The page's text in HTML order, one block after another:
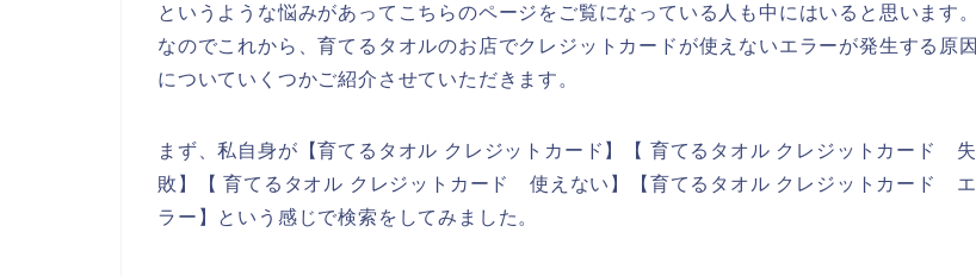
というような悩みがあってこちらのページをご覧になっている人も中にはいると思います。
なのでこれから、育てるタオルのお店でクレジットカードが使えないエラーが発生する原因
についていくつかご紹介させていただきます。
まず、私自身が【育てるタオル クレジットカード】【 育てるタオル クレジットカード 失
敗】【 育てるタオル クレジットカード 使えない】【育てるタオル クレジットカード エ
ラー】という感じで検索をしてみました。